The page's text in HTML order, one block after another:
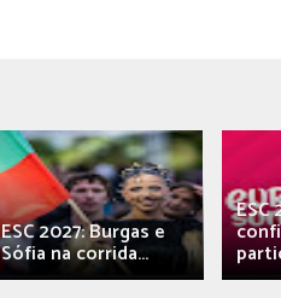
ESC 2027: Burgas e
Sófia na corrida...
ESC